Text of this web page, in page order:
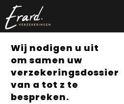
Overslaan en naar de inhoud gaan
Wij nodigen u uit
om samen uw
verzekeringsdossier
van a tot z te
bespreken.